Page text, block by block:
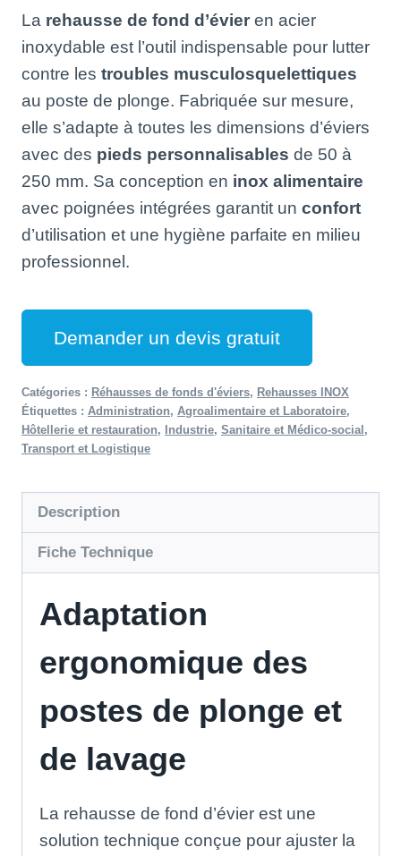
La rehausse de fond d’évier en acier
inoxydable est l’outil indispensable pour lutter
contre les troubles musculosquelettiques
au poste de plonge. Fabriquée sur mesure,
elle s’adapte à toutes les dimensions d’éviers
avec des pieds personnalisables de 50 à
250 mm. Sa conception en inox alimentaire
avec poignées intégrées garantit un confort
d’utilisation et une hygiène parfaite en milieu
professionnel.
Demander un devis gratuit
Catégories : Réhausses de fonds d'éviers, Rehausses INOX
Étiquettes : Administration, Agroalimentaire et Laboratoire,
Hôtellerie et restauration, Industrie, Sanitaire et Médico-social ,
Transport et Logistique
Description
Fiche Technique
Adaptation
ergonomique des
postes de plonge et
de lavage
La rehausse de fond d’évier est une
solution technique conçue pour ajuster la